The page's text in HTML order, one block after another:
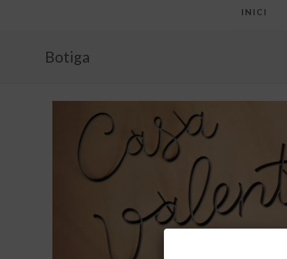
INICI
Botiga